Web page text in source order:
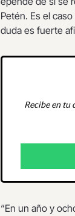
Petén. Es el caso
duda es fuerte
Recibe en tu
“En un año y